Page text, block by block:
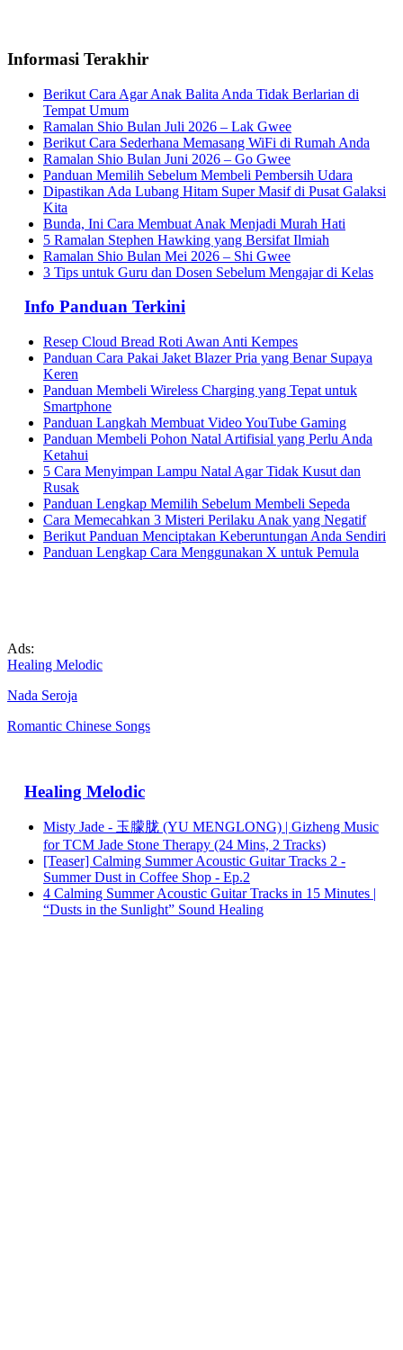
Informasi Terakhir
Berikut Cara Agar Anak Balita Anda Tidak Berlarian di
Tempat Umum
Ramalan Shio Bulan Juli 2026 – Lak Gwee
Berikut Cara Sederhana Memasang WiFi di Rumah Anda
Ramalan Shio Bulan Juni 2026 – Go Gwee
Panduan Memilih Sebelum Membeli Pembersih Udara
Dipastikan Ada Lubang Hitam Super Masif di Pusat Galaksi
Kita
Bunda, Ini Cara Membuat Anak Menjadi Murah Hati
5 Ramalan Stephen Hawking yang Bersifat Ilmiah
Ramalan Shio Bulan Mei 2026 – Shi Gwee
3 Tips untuk Guru dan Dosen Sebelum Mengajar di Kelas
Info Panduan Terkini
Resep Cloud Bread Roti Awan Anti Kempes
Panduan Cara Pakai Jaket Blazer Pria yang Benar Supaya
Keren
Panduan Membeli Wireless Charging yang Tepat untuk
Smartphone
Panduan Langkah Membuat Video YouTube Gaming
Panduan Membeli Pohon Natal Artifisial yang Perlu Anda
Ketahui
5 Cara Menyimpan Lampu Natal Agar Tidak Kusut dan
Rusak
Panduan Lengkap Memilih Sebelum Membeli Sepeda
Cara Memecahkan 3 Misteri Perilaku Anak yang Negatif
Berikut Panduan Menciptakan Keberuntungan Anda Sendiri
Panduan Lengkap Cara Menggunakan X untuk Pemula
Ads:
Healing Melodic
Nada Seroja
Romantic Chinese Songs
Healing Melodic
Misty Jade - 玉朦胧 (YU MENGLONG) | Gizheng Music
for TCM Jade Stone Therapy (24 Mins, 2 Tracks)
[Teaser] Calming Summer Acoustic Guitar Tracks 2 -
Summer Dust in Coffee Shop - Ep.2
4 Calming Summer Acoustic Guitar Tracks in 15 Minutes |
“Dusts in the Sunlight” Sound Healing